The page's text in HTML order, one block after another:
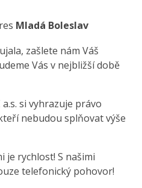
Mladá Boleslav
zašlete nám Váš
Vás v nejbližší době
a.s. si vyhrazuje právo
nebudou splňovat výše
je rychlost! S našimi
telefonický pohovor!